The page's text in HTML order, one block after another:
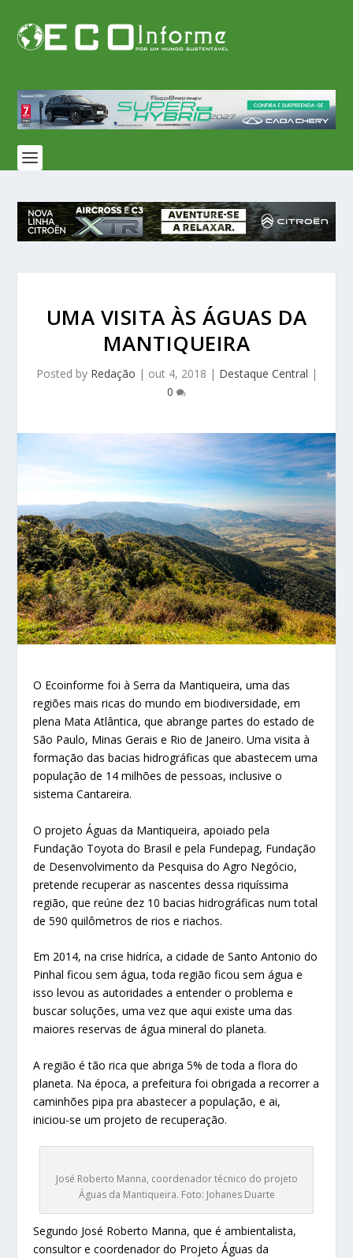
UMA VISITA ÀS ÁGUAS DA
MANTIQUEIRA
Posted by Redação | out 4, 2018 | Destaque Central |
0
O Ecoinforme foi à Serra da Mantiqueira, uma das
regiões mais ricas do mundo em biodiversidade, em
plena Mata Atlântica, que abrange partes do estado de
São Paulo, Minas Gerais e Rio de Janeiro. Uma visita à
formação das bacias hidrográficas que abastecem uma
população de 14 milhões de pessoas, inclusive o
sistema Cantareira.
O projeto Águas da Mantiqueira, apoiado pela
Fundação Toyota do Brasil e pela Fundepag, Fundação
de Desenvolvimento da Pesquisa do Agro Negócio,
pretende recuperar as nascentes dessa riquíssima
região, que reúne dez 10 bacias hidrográficas num total
de 590 quilômetros de rios e riachos.
Em 2014, na crise hidríca, a cidade de Santo Antonio do
Pinhal ficou sem água, toda região ficou sem água e
isso levou as autoridades a entender o problema e
buscar soluções, uma vez que aqui existe uma das
maiores reservas de água mineral do planeta.
A região é tão rica que abriga 5% de toda a flora do
planeta. Na época, a prefeitura foi obrigada a recorrer a
caminhões pipa pra abastecer a população, e ai,
iniciou-se um projeto de recuperação.
José Roberto Manna, coordenador técnico do projeto
Águas da Mantiqueira. Foto: Johanes Duarte
Segundo José Roberto Manna, que é ambientalista,
consultor e coordenador do Projeto Águas da